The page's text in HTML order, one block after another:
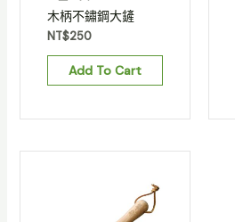
木柄不鏽鋼大鏟
NT$250
Add To Cart